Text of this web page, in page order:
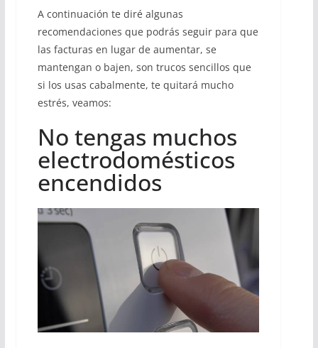
A continuación te diré algunas
recomendaciones que podrás seguir para que
las facturas en lugar de aumentar, se
mantengan o bajen, son trucos sencillos que
si los usas cabalmente, te quitará mucho
estrés, veamos:
No tengas muchos
electrodomésticos
encendidos